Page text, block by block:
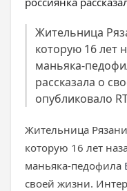
Жительница
которую 16 лет
маньяка-
рассказала о
опубликовало
Жительница Рязани
которую 16 лет
маньяка-педофила
своей жизни.